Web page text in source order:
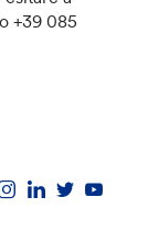
+39 085